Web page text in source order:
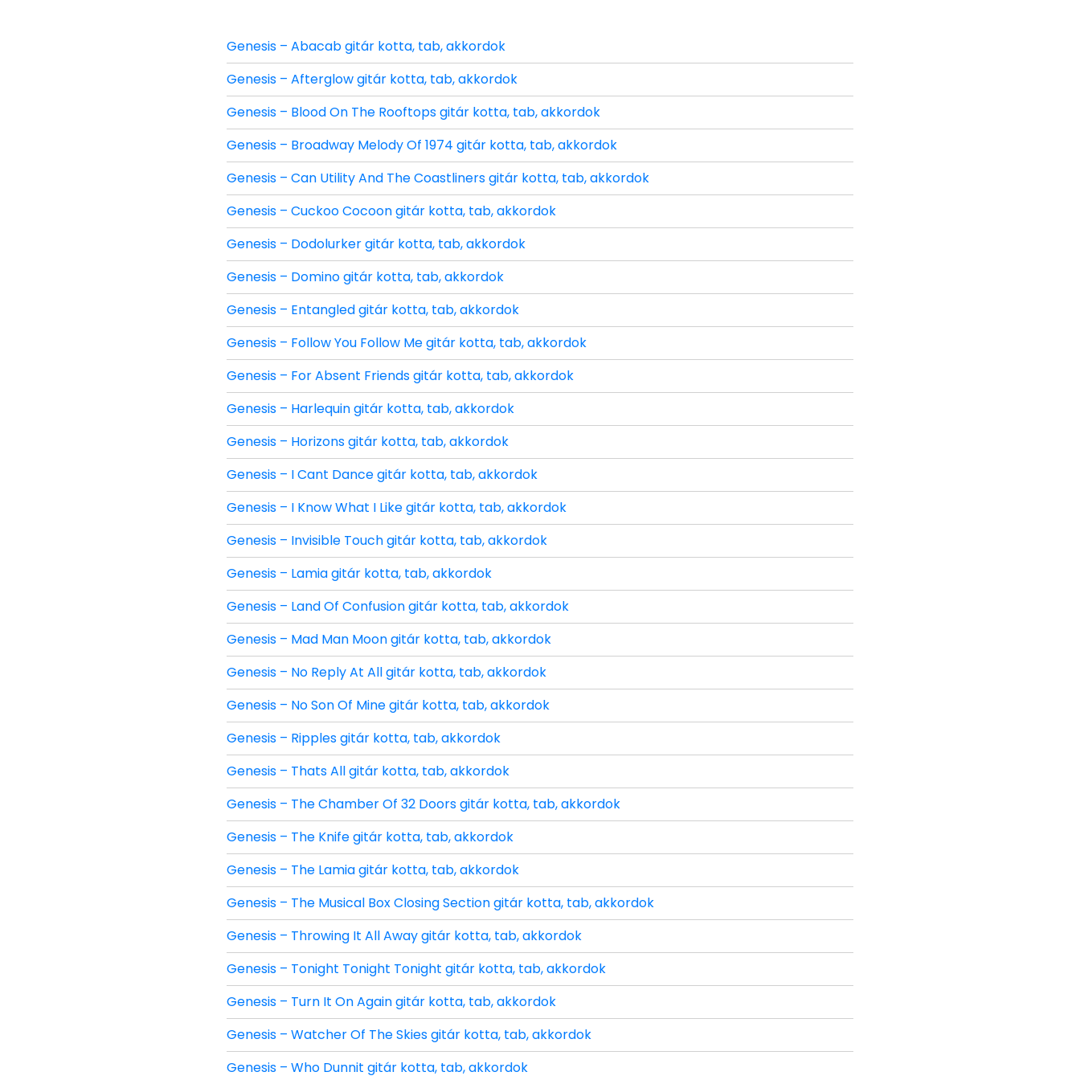
Genesis – Abacab gitár kotta, tab, akkordok
Genesis – Afterglow gitár kotta, tab, akkordok
Genesis – Blood On The Rooftops gitár kotta, tab, akkordok
Genesis – Broadway Melody Of 1974 gitár kotta, tab, akkordok
Genesis – Can Utility And The Coastliners gitár kotta, tab, akkordok
Genesis – Cuckoo Cocoon gitár kotta, tab, akkordok
Genesis – Dodolurker gitár kotta, tab, akkordok
Genesis – Domino gitár kotta, tab, akkordok
Genesis – Entangled gitár kotta, tab, akkordok
Genesis – Follow You Follow Me gitár kotta, tab, akkordok
Genesis – For Absent Friends gitár kotta, tab, akkordok
Genesis – Harlequin gitár kotta, tab, akkordok
Genesis – Horizons gitár kotta, tab, akkordok
Genesis – I Cant Dance gitár kotta, tab, akkordok
Genesis – I Know What I Like gitár kotta, tab, akkordok
Genesis – Invisible Touch gitár kotta, tab, akkordok
Genesis – Lamia gitár kotta, tab, akkordok
Genesis – Land Of Confusion gitár kotta, tab, akkordok
Genesis – Mad Man Moon gitár kotta, tab, akkordok
Genesis – No Reply At All gitár kotta, tab, akkordok
Genesis – No Son Of Mine gitár kotta, tab, akkordok
Genesis – Ripples gitár kotta, tab, akkordok
Genesis – Thats All gitár kotta, tab, akkordok
Genesis – The Chamber Of 32 Doors gitár kotta, tab, akkordok
Genesis – The Knife gitár kotta, tab, akkordok
Genesis – The Lamia gitár kotta, tab, akkordok
Genesis – The Musical Box Closing Section gitár kotta, tab, akkordok
Genesis – Throwing It All Away gitár kotta, tab, akkordok
Genesis – Tonight Tonight Tonight gitár kotta, tab, akkordok
Genesis – Turn It On Again gitár kotta, tab, akkordok
Genesis – Watcher Of The Skies gitár kotta, tab, akkordok
Genesis – Who Dunnit gitár kotta, tab, akkordok